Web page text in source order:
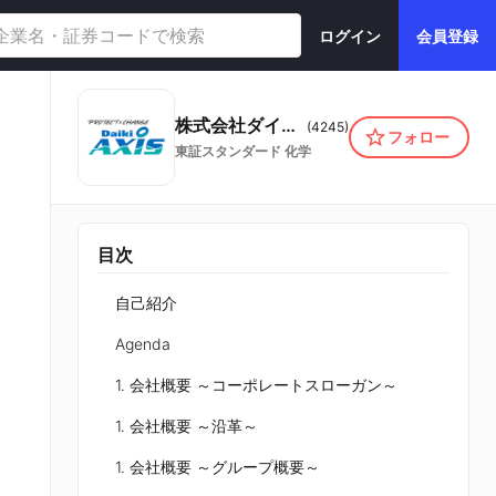
ログイン 会員登録
株式会社ダイキアクシス (4245)
東証スタンダード 化学
フォロー
目次
自己紹介
Agenda
1. 会社概要 ～コーポレートスローガン～
1. 会社概要 ～沿革～
1. 会社概要 ～グループ概要～